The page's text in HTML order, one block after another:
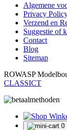
Algemene
Privacy
Verzend en
Suggestie of
Contact
Blog
Sitemap
ROWASP
CLASSICT
0